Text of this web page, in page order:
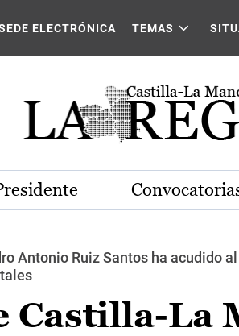
ELECTRÓNICA TEMAS
Antonio Ruiz Santos ha acudido
Castilla-La